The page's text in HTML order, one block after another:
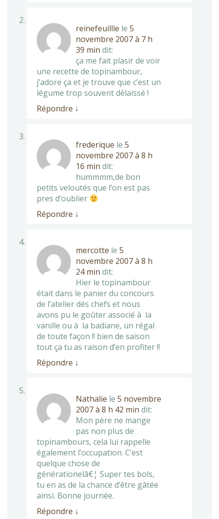
reinefeuillle le 5
novembre 2007 à 7 h
39 min dit:
ça me fait plasir de voir
une recette de topinambour,
j’adore ça et je trouve que c’est un
légume trop souvent délaissé !
Répondre ↓
frederique le 5
novembre 2007 à 8 h
16 min dit:
hummmm,de bon
petits veloutés que l’on est pas
pres d’oublier
Répondre ↓
mercotte le 5
novembre 2007 à 8 h
24 min dit:
Hier le topinambour
était dans le panier du concours
de l’atelier dés chefs et nous
avons pu le goûter associé à la
vanille ou à la badiane, un régal
de toute façon !! bien de saison
tout ça tu as raison d’en profiter !!
Répondre ↓
Nathalie le 5 novembre
2007 à 8 h 42 min dit:
Mon père ne mange
pas non plus de
topinambours, cela lui rappelle
également l’occupation. C’est
quelque chose de
générationelâ€¦ Super tes bols,
tu en as de la chance d’être gâtée
ainsi. Bonne journée.
Répondre ↓